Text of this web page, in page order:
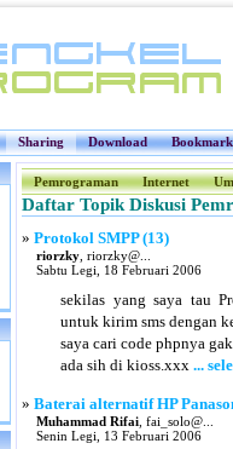
Sharing Download Bookmark
Pemrograman Internet
Daftar Topik Diskusi
» Protokol SMPP (13)
riorzky , riorzky@...
Sabtu Legi, 18 Februari 2006
sekilas yang saya tau
untuk kirim sms dengan
saya cari code phpnya
ada sih di kioss.xxx ...
» Baterai alternatif HP
Muhammad Rifai , fai_solo@...
Senin Legi, 13 Februari 2006